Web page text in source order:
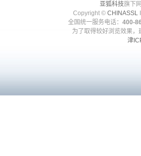
亚狐科技旗下
Copyright © CHINASSL
全国统一服务电话： 400-
为了取得较好浏览效果
津